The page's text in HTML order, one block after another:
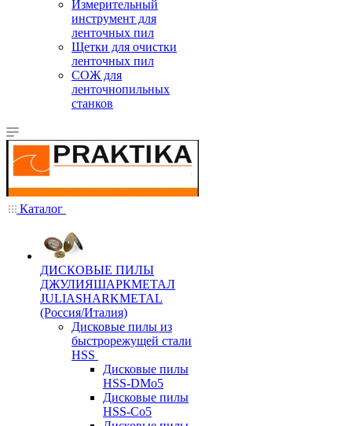
Измерительный
инструмент для
ленточных пил
Щетки для очистки
ленточных пил
СОЖ для
ленточнопильных
станков
Каталог
ДИСКОВЫЕ ПИЛЫ
ДЖУЛИЯШАРКМЕТАЛ
JULIASHARKMETAL
(Россия/Италия)
Дисковые пилы из
быстрорежущей стали
HSS
Дисковые пилы
HSS-DMo5
Дисковые пилы
HSS-Co5